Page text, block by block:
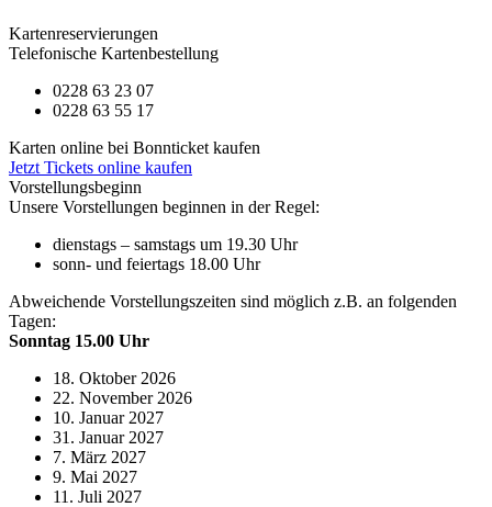
Kartenreservierungen
Telefonische Kartenbestellung
0228 63 23 07
0228 63 55 17
Karten online bei Bonnticket kaufen
Jetzt Tickets online kaufen
Vorstellungsbeginn
Unsere Vorstellungen beginnen in der Regel:
dienstags – samstags um 19.30 Uhr
sonn- und feiertags 18.00 Uhr
Abweichende Vorstellungszeiten sind möglich z.B. an folgenden
Tagen:
Sonntag 15.00 Uhr
18. Oktober 2026
22. November 2026
10. Januar 2027
31. Januar 2027
7. März 2027
9. Mai 2027
11. Juli 2027